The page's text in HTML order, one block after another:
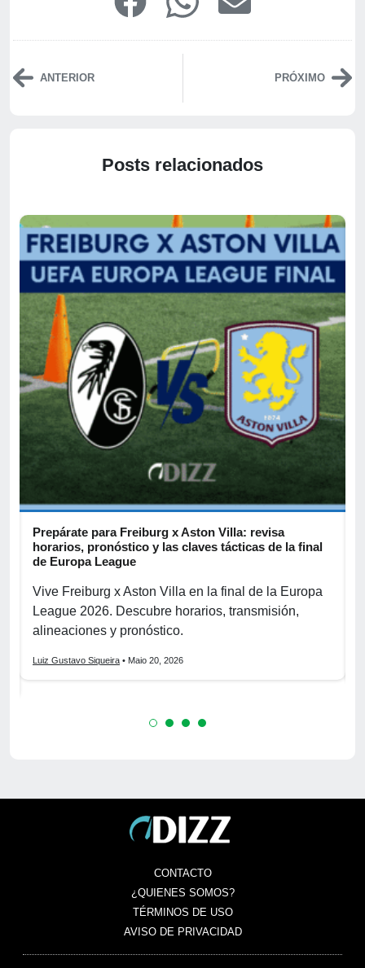
ANTERIOR PRÓXIMO
Posts relacionados
Prepárate para Freiburg x Aston Villa: revisa
horarios, pronóstico y las claves tácticas de la final
de Europa League
Vive Freiburg x Aston Villa en la final de la Europa
League 2026. Descubre horarios, transmisión,
alineaciones y pronóstico.
Luiz Gustavo Siqueira • Maio 20, 2026
CONTACTO
¿QUIENES SOMOS?
TÉRMINOS DE USO
AVISO DE PRIVACIDAD